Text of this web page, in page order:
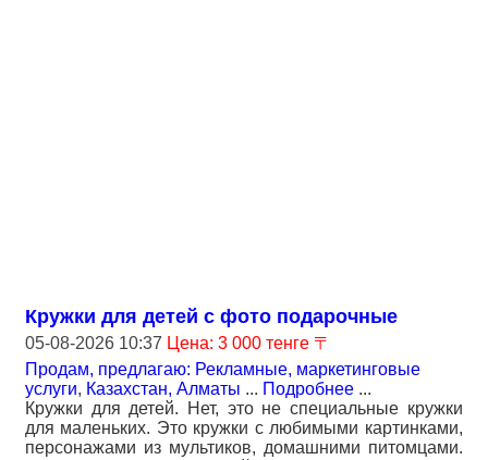
Кружки для детей с фото подарочные
05-08-2026 10:37 Цена: 3 000 тенге 〒
Продам, предлагаю: Рекламные, маркетинговые
услуги, Казахстан, Алматы ... Подробнее ...
Кружки для детей. Нет, это не специальные кружки
для маленьких. Это кружки с любимыми картинками,
персонажами из мультиков, домашними питомцами.